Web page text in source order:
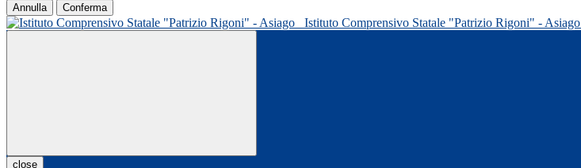
Annulla Conferma
Istituto Comprensivo Statale "Patrizio Rigoni" - Asiago
close